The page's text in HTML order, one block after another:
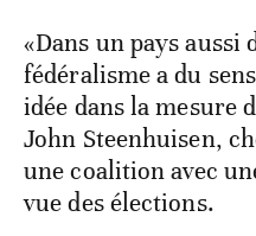
«Dans un pays aussi
fédéralisme a du
idée dans la mesure
John Steenhuisen,
une coalition avec
vue des élections.